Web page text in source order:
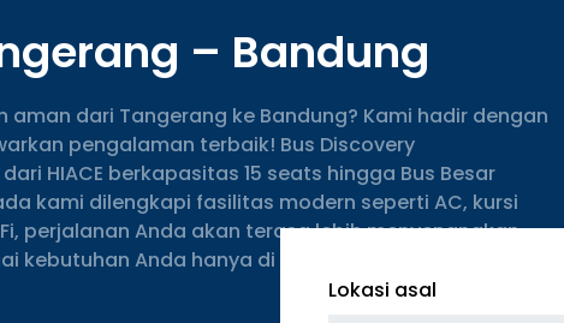
– Bandung
aman dari Tangerang ke Bandung? Kami hadir dengan
pengalaman terbaik! Bus Discovery
HIACE berkapasitas 15 seats hingga Bus Besar
kami dilengkapi fasilitas modern seperti AC, kursi
perjalanan Anda akan terasa lebih menyenangkan.
kebutuhan Anda hanya di sini.
Lokasi asal